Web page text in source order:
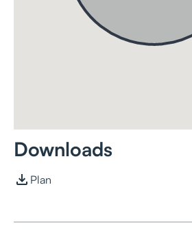
Downloads
Plan